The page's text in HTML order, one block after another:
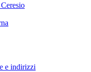
e indirizzi